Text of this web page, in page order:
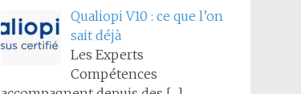
Qualiopi V10 : ce que l’on
sait déjà
Les Experts
Compétences